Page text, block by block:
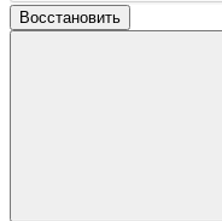
Восстановить